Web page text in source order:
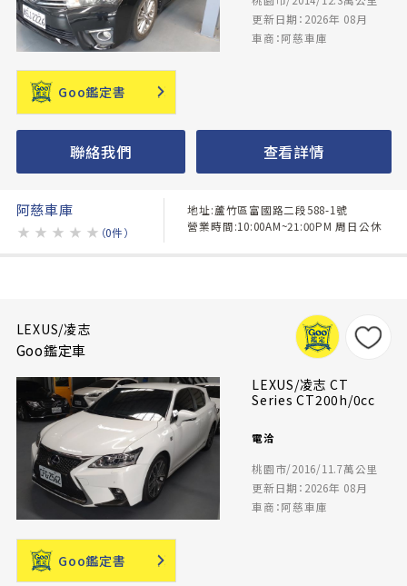
更新日期：2026年 08月
車商：阿慈車庫
Goo鑑定書
聯絡我們 查看詳情
阿慈車庫
★ ★ ★ ★ ★ （0件）
地址:蘆竹區富國路二段588-1號
營業時間:10:00AM~21:00PM 周日公休
LEXUS/凌志
Goo鑑定車
LEXUS/凌志 CT
Series CT200h/0cc
電洽
桃園市/2016/11.7萬公里
更新日期：2026年 08月
車商：阿慈車庫
Goo鑑定書